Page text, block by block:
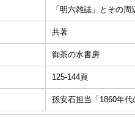
「明六雑誌」とその周
共著
御茶の水書房
125-144頁
孫安石担当「1860年